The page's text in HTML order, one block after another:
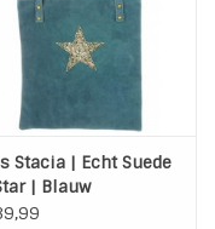
Stacia | Echt Suede
| Blauw